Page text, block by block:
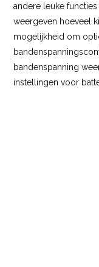
andere leuke
weergeven hoeveel
mogelijkheid om
bandenspanning
instellingen voor